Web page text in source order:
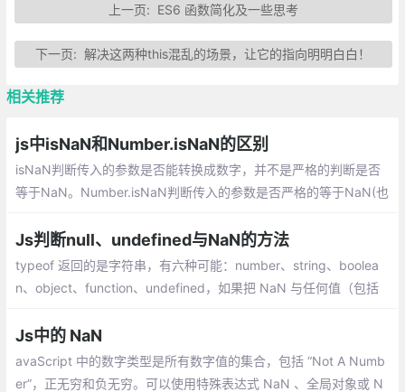
上一页: ES6 函数简化及一些思考
下一页:解决这两种this混乱的场景，让它的指向明明白白！
相关推荐
js中isNaN和Number.isNaN的区别
isNaN判断传入的参数是否能转换成数字，并不是严格的判断是否
等于NaN。Number.isNaN判断传入的参数是否严格的等于NaN(也
Js判断null、undefined与NaN的方法
typeof 返回的是字符串，有六种可能：number、string、boolea
n、object、function、undefined，如果把 NaN 与任何值（包括
N，不能使用 == 或 === 运算符
Js中的 NaN
avaScript 中的数字类型是所有数字值的集合，包括 “Not A Numb
er”，正无穷和负无穷。可以使用特殊表达式 NaN 、全局对象或 N